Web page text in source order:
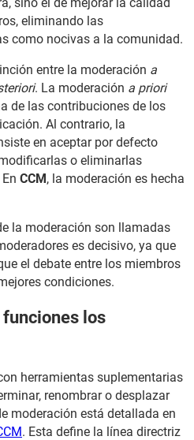
eliminando las
como nocivas a la comunidad.
entre la moderación a
. La moderación a priori
de las contribuciones de los
Al contrario, la
en aceptar por defecto
o eliminarlas
CCM, la moderación es hecha
la moderación son llamadas
es decisivo, ya que
el debate entre los miembros
condiciones.
los
herramientas suplementarias
renombrar o desplazar
moderación está detallada en
. Esta define la línea directriz